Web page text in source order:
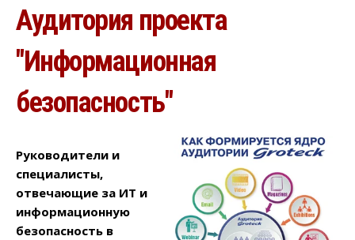
Аудитория проекта
"Информационная
безопасность"
Руководители и
специалисты,
отвечающие за ИТ и
информационную
безопасность в